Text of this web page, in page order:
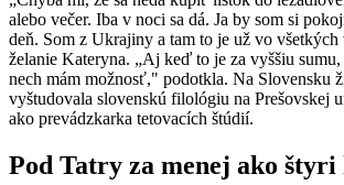
alebo večer. Iba v noci sa dá. Ja by som si
deň. Som z Ukrajiny a tam to je už vo
želanie Kateryna. „Aj keď to je za vyššiu
nech mám možnosť," podotkla. Na Slovensku
vyštudovala slovenskú filológiu na Prešovskej
ako prevádzkarka tetovacích štúdií.
Pod Tatry za menej ako štyri